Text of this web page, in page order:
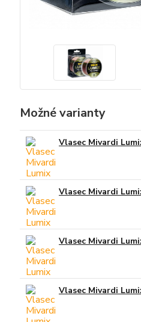
Možné varianty
Vlasec Mivardi
Vlasec Mivardi
Vlasec Mivardi
Vlasec Mivardi